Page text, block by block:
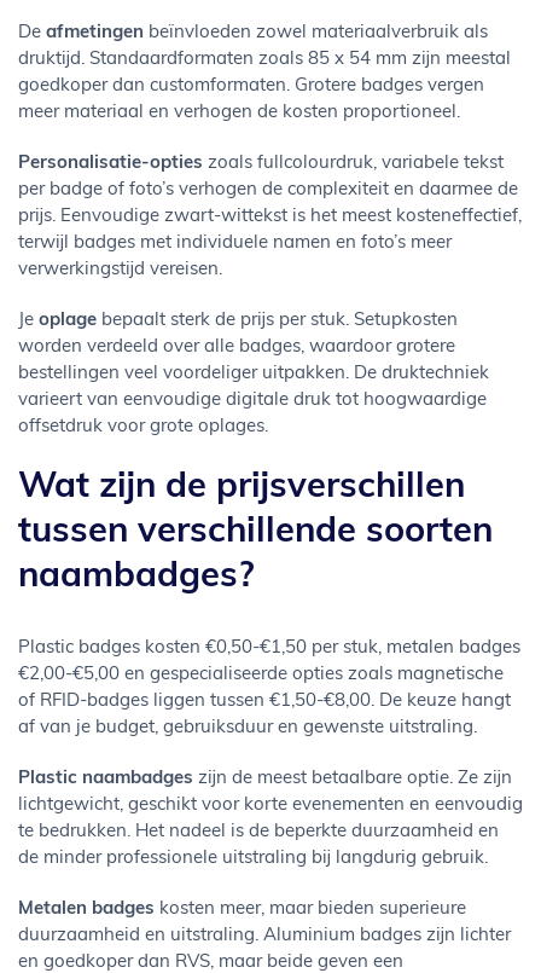
De afmetingen beïnvloeden zowel materiaalverbruik als
druktijd. Standaardformaten zoals 85 x 54 mm zijn meestal
goedkoper dan customformaten. Grotere badges vergen
meer materiaal en verhogen de kosten proportioneel.
Personalisatie-opties zoals fullcolourdruk, variabele tekst
per badge of foto’s verhogen de complexiteit en daarmee de
prijs. Eenvoudige zwart-wittekst is het meest kosteneffectief,
terwijl badges met individuele namen en foto’s meer
verwerkingstijd vereisen.
Je oplage bepaalt sterk de prijs per stuk. Setupkosten
worden verdeeld over alle badges, waardoor grotere
bestellingen veel voordeliger uitpakken. De druktechniek
varieert van eenvoudige digitale druk tot hoogwaardige
offsetdruk voor grote oplages.
Wat zijn de prijsverschillen
tussen verschillende soorten
naambadges?
Plastic badges kosten €0,50-€1,50 per stuk, metalen badges
€2,00-€5,00 en gespecialiseerde opties zoals magnetische
of RFID-badges liggen tussen €1,50-€8,00. De keuze hangt
af van je budget, gebruiksduur en gewenste uitstraling.
Plastic naambadges zijn de meest betaalbare optie. Ze zijn
lichtgewicht, geschikt voor korte evenementen en eenvoudig
te bedrukken. Het nadeel is de beperkte duurzaamheid en
de minder professionele uitstraling bij langdurig gebruik.
Metalen badges kosten meer, maar bieden superieure
duurzaamheid en uitstraling. Aluminium badges zijn lichter
en goedkoper dan RVS, maar beide geven een